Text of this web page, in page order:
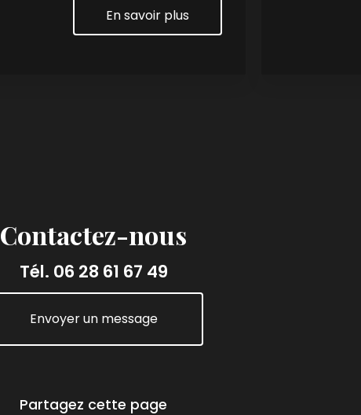
En savoir plus
Contactez-nous
Tél. 06 28 61 67 49
Envoyer un message
Partagez cette page